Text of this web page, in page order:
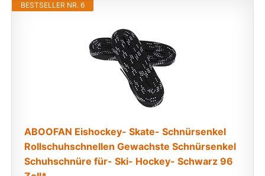
BESTSELLER NR. 6
ABOOFAN Eishockey- Skate- Schnürsenkel
Rollschuhschnellen Gewachste Schnürsenkel
Schuhschnüre für- Ski- Hockey- Schwarz 96